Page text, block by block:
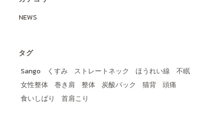
NEWS
タグ
Sango
くすみ ストレートネック ほうれい線
不眠
女性整体
巻き肩 整体 炭酸パック 猫背
頭痛
食いしばり
首肩こり